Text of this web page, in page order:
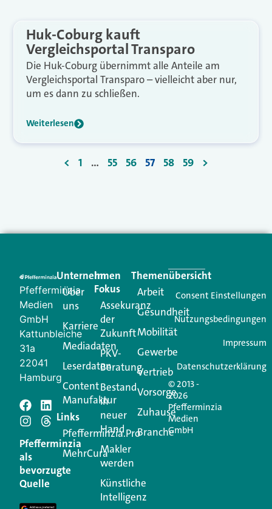
Huk-Coburg kauft
Vergleichsportal Transparo
Die Huk-Coburg übernimmt alle Anteile am
Vergleichsportal Transparo – vielleicht aber nur,
um es dann zu schließen.
Weiterlesen
< 1 … 55 56 57 58 59 >
Pfefferminzia
Medien
GmbH
Kattunbleiche
31a
22041
Hamburg
Pfefferminzia
als
bevorzugte
Quelle
Unternehmen
Über
uns
Karriere
Mediadaten
Leserdaten
Content
Manufaktur
Links
Pfefferminzia.Pro
MehrCura
Im
Fokus
Assekuranz
der
Zukunft
PKV-
Beratung
Bestand
in
neuer
Hand
Makler
werden
Künstliche
Intelligenz
Themenübersicht
Arbeit
Gesundheit
Mobilität
Gewerbe
Vertrieb
Vorsorge
Zuhause
Branche
© 2013 -
2026
Pfefferminzia
Medien
GmbH
Consent Einstellungen
Nutzungsbedingungen
Impressum
Datenschutzerklärung